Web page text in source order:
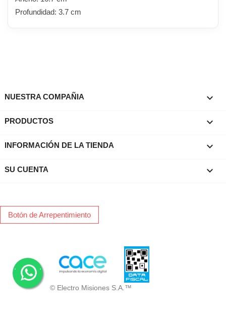
Profundidad: 3.7 cm
NUESTRA COMPAÑIA 
PRODUCTOS 
INFORMACIÓN DE LA TIENDA keyboard_arrow_down
SU CUENTA 
Botón de Arrepentimiento
© Electro Misiones S.A.™
. .